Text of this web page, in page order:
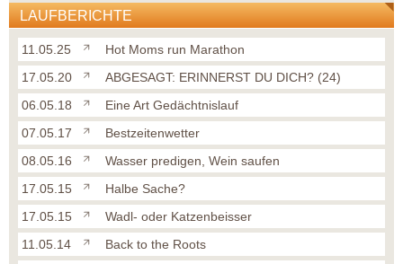
LAUFBERICHTE
11.05.25
Hot Moms run Marathon
17.05.20
ABGESAGT: ERINNERST DU DICH? (24)
06.05.18
Eine Art Gedächtnislauf
07.05.17
Bestzeitenwetter
08.05.16
Wasser predigen, Wein saufen
17.05.15
Halbe Sache?
17.05.15
Wadl- oder Katzenbeisser
11.05.14
Back to the Roots